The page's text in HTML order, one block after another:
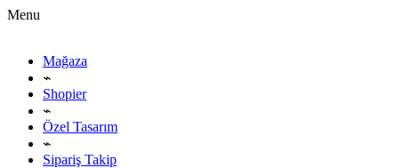
Menu
Mağaza
⌁
Shopier
⌁
Özel Tasarım
⌁
Sipariş Takip